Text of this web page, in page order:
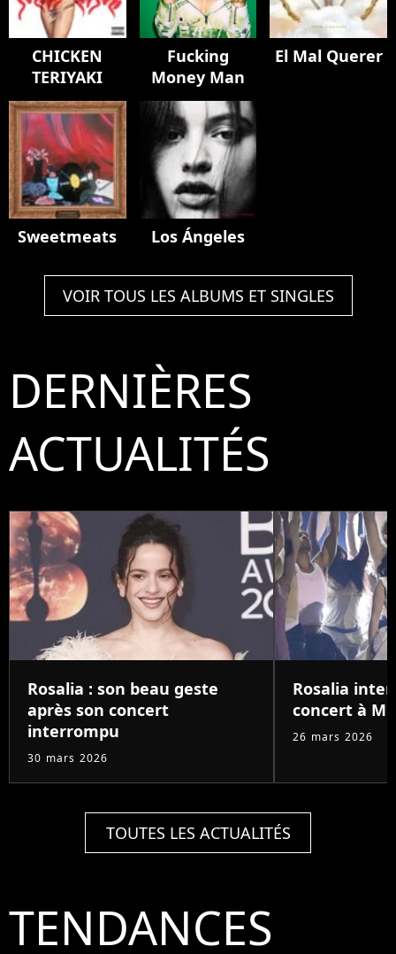
CHICKEN
TERIYAKI
Fucking
Money Man
El Mal Querer
Sweetmeats Los Ángeles
VOIR TOUS LES ALBUMS ET SINGLES
DERNIÈRES
ACTUALITÉS
Rosalia : son beau geste
après son concert
interrompu
30 mars 2026
Rosalia
concert à
26 mars 2026
TOUTES LES ACTUALITÉS
TENDANCES